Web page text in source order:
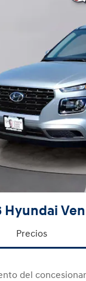
Hyundai
Precios
del